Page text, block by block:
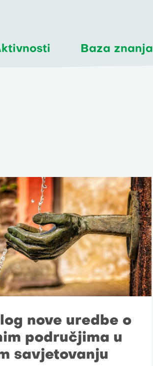
Baza znanja
nove uredbe o
područjima u
savjetovanju